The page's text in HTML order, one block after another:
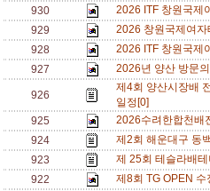
930
2026 ITF 창원국제
929
2026 창원국제여
928
2026 ITF 창원국제
927
2026년 양산 방문
926
제4회 양산시장배
일정[0]
925
2026수려한합천배
924
제2회 해운대구 동
923
제 25회 테슬라배
922
제8회 TG OPEN